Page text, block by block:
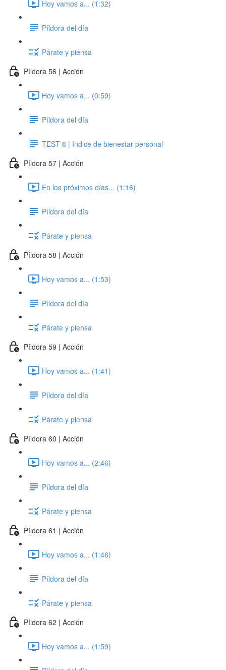
Hoy vamos a... (1:32)
Píldora del día
Párate y piensa
Píldora 56 | Acción
Hoy vamos a... (0:59)
Píldora del día
TEST 8 | Indice de bienestar personal
Píldora 57 | Acción
En los próximos días... (1:16)
Píldora del día
Párate y piensa
Píldora 58 | Acción
Hoy vamos a... (1:53)
Píldora del día
Párate y piensa
Píldora 59 | Acción
Hoy vamos a... (1:41)
Píldora del día
Párate y piensa
Píldora 60 | Acción
Hoy vamos a... (2:46)
Píldora del día
Párate y piensa
Píldora 61 | Acción
Hoy vamos a... (1:46)
Píldora del día
Párate y piensa
Píldora 62 | Acción
Hoy vamos a... (1:59)